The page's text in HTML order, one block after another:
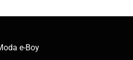
e-Boy